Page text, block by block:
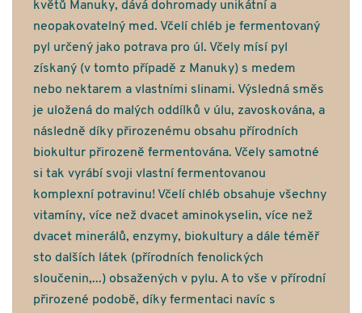
květů Manuky, dává dohromady unikátní a
neopakovatelný med. Včelí chléb je fermentovaný
pyl určený jako potrava pro úl. Včely mísí pyl
získaný (v tomto případě z Manuky) s medem
nebo nektarem a vlastními slinami. Výsledná směs
je uložená do malých oddílků v úlu, zavoskována, a
následně díky přirozenému obsahu přírodních
biokultur přirozeně fermentována. Včely samotné
si tak vyrábí svoji vlastní fermentovanou
komplexní potravinu! Včelí chléb obsahuje všechny
vitamíny, více než dvacet aminokyselin, více než
dvacet minerálů, enzymy, biokultury a dále téměř
sto dalších látek (přírodních fenolických
sloučenin,...) obsažených v pylu. A to vše v přírodní
přirozené podobě, díky fermentaci navíc s